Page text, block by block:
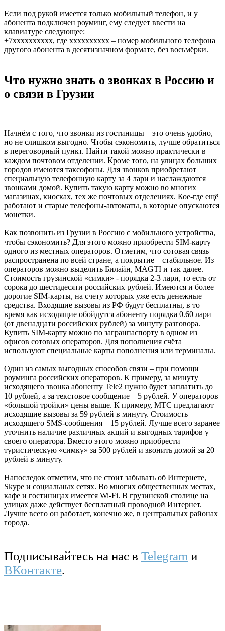
Если под рукой имеется только мобильный телефон, и у
абонента подключен роуминг, ему следует ввести на
клавиатуре следующее:
+7хххххххххх, где хххххххххх – номер мобильного телефона
другого абонента в десятизначном формате, без восьмёрки.
Что нужно знать о звонках в Россию и
о связи в Грузии
Начнём с того, что звонки из гостиницы – это очень удобно,
но не слишком выгодно. Чтобы сэкономить, лучше обратиться
в переговорный пункт. Найти такой можно практически в
каждом почтовом отделении. Кроме того, на улицах больших
городов имеются таксофоны. Для звонков приобретают
специальную телефонную карту за 4 лари и наслаждаются
звонками домой. Купить такую карту можно во многих
магазинах, киосках, тех же почтовых отделениях. Кое-где ещё
работают и старые телефоны-автоматы, в которые опускаются
монетки.
Как позвонить из Грузии в Россию с мобильного устройства,
чтобы сэкономить? Для этого можно приобрести SIM-карту
одного из местных операторов. Отметим, что сотовая связь
распространена по всей стране, а покрытие – стабильное. Из
операторов можно выделить Билайн, MAGTI и так далее.
Стоимость грузинской «симки» - порядка 2-3 лари, то есть от
сорока до шестидесяти российских рублей. Имеются и более
дорогие SIM-карты, на счету которых уже есть денежные
средства. Входящие вызовы из РФ будут бесплатны, в то
время как исходящие обойдутся абоненту порядка 0.60 лари
(от двенадцати российских рублей) за минуту разговора.
Купить SIM-карту можно по загранпаспорту в одном из
офисов сотовых операторов. Для пополнения счёта
используют специальные карты пополнения или терминалы.
Один из самых выгодных способов связи – при помощи
роуминга российских операторов. К примеру, за минуту
исходящего звонка абоненту Tele2 нужно будет заплатить до
10 рублей, а за текстовое сообщение – 5 рублей. У операторов
«большой тройки» цены выше. К примеру, МТС предлагают
исходящие вызовы за 59 рублей в минуту. Стоимость
исходящего SMS-сообщения – 15 рублей. Лучше всего заранее
уточнить наличие различных акций и выгодных тарифов у
своего оператора. Вместо этого можно приобрести
туристическую «симку» за 500 рублей и звонить домой за 20
рублей в минуту.
Напоследок отметим, что не стоит забывать об Интернете,
Skype и социальных сетях. Во многих общественных местах,
кафе и гостиницах имеется Wi-Fi. В грузинской столице на
улицах даже действует бесплатный проводной Интернет.
Лучше всего он работает, конечно же, в центральных районах
города.
Подписывайтесь на нас в Telegram и
ВКонтакте.